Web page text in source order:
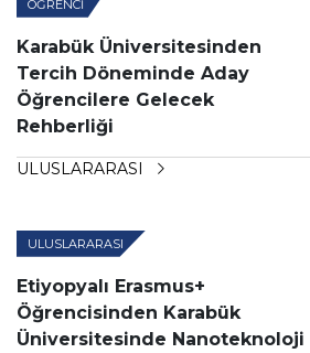
ÖĞRENCI
Karabük Üniversitesinden
Tercih Döneminde Aday
Öğrencilere Gelecek
Rehberliği
ULUSLARARASI
ULUSLARARASI
Etiyopyalı Erasmus+
Öğrencisinden Karabük
Üniversitesinde Nanoteknoloji